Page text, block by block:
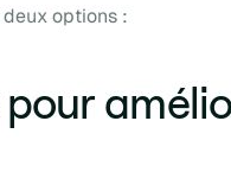
options :